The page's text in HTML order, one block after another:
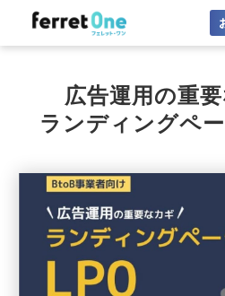
ツール・機
料金プラ
セミナ
広告運用の重
ランディングペ